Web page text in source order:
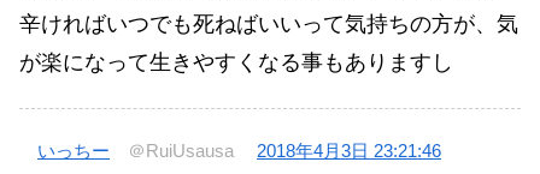
辛ければいつでも死ねばいいって気持ちの方が、気
が楽になって生きやすくなる事もありますし
いっちー ＠RuiUsausa
2018年4月3日 23:21:46